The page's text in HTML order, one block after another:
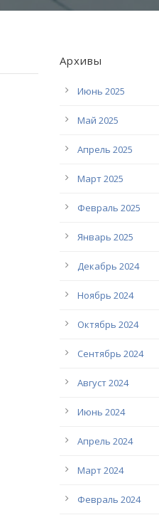
Архивы
Июнь 2025
Май 2025
Апрель 2025
Март 2025
Февраль 2025
Январь 2025
Декабрь 2024
Ноябрь 2024
Октябрь 2024
Сентябрь 2024
Август 2024
Июнь 2024
Апрель 2024
Март 2024
Февраль 2024